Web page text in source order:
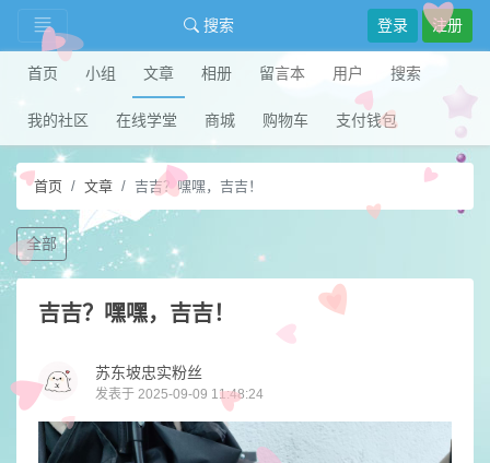
搜索 登录 注册
首页 小组 文章 相册 留言本 用户 搜索
我的社区 在线学堂 商城 购物车 支付钱包
首页 文章 吉吉？​嘿嘿，吉吉！
全部
吉吉？​嘿嘿，吉吉！
苏东坡忠实粉丝
发表于 2025-09-09 11:48:24